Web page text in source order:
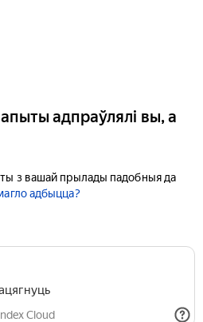
адпраўлялі вы, а
з вашай прылады падобныя да
адбыцца?
Cloud